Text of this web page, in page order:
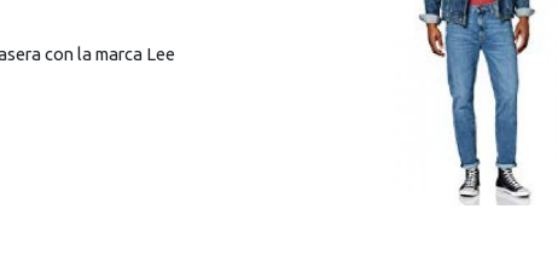
con la marca Lee